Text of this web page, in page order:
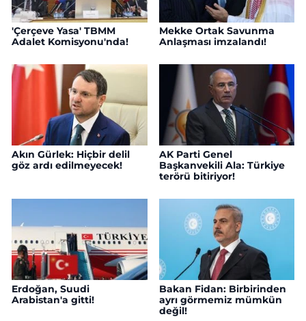
'Çerçeve Yasa' TBMM
Adalet Komisyonu'nda!
Mekke Ortak Savunma
Anlaşması imzalandı!
Akın Gürlek: Hiçbir delil
göz ardı edilmeyecek!
AK Parti Genel
Başkanvekili Ala: Türkiye
terörü bitiriyor!
Erdoğan, Suudi
Arabistan'a gitti!
Bakan Fidan: Birbirinden
ayrı görmemiz mümkün
değil!